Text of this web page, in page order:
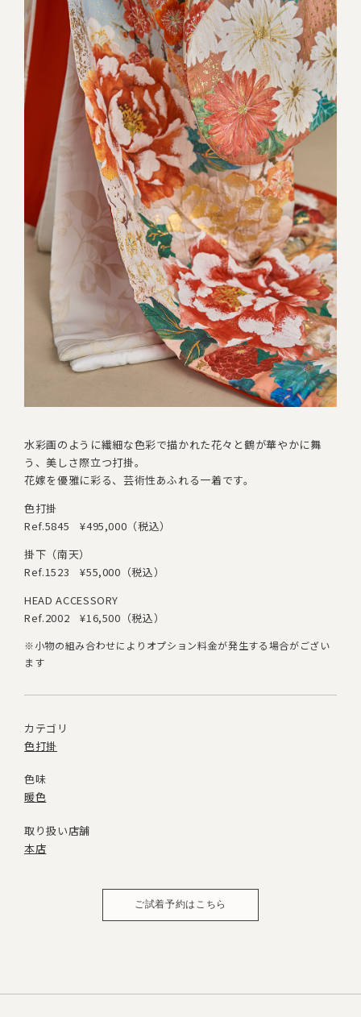
水彩画のように繊細な色彩で描かれた花々と鶴が華やかに舞
う、美しさ際立つ打掛。
花嫁を優雅に彩る、芸術性あふれる一着です。
色打掛
Ref.5845
¥495,000（税込）
掛下（南天）
Ref.1523
¥55,000（税込）
HEAD ACCESSORY
Ref.2002
¥16,500（税込）
※小物の組み合わせによりオプション料金が発生する場合がござい
ます
カテゴリ
色打掛
色味
暖色
取り扱い店舗
本店
ご試着予約はこちら